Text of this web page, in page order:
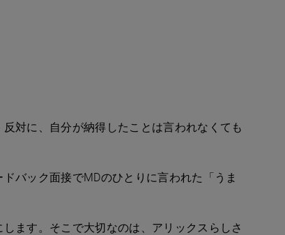
対に、自分が納得したことは言われなくても
バック面接でMDのひとりに言われた「うま
ます。そこで大切なのは、アリックスらしさ